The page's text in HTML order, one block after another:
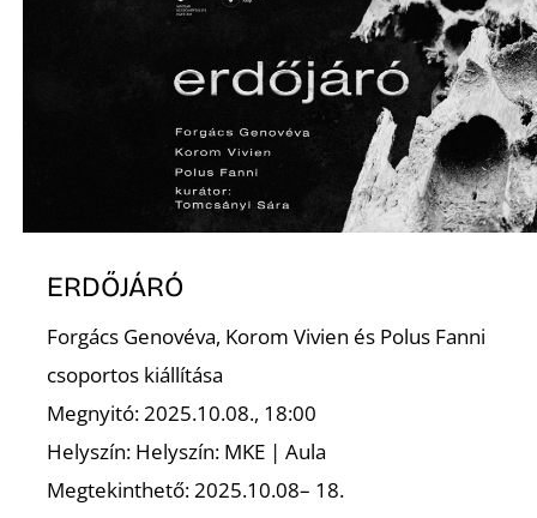
ERDŐJÁRÓ
Forgács Genovéva, Korom Vivien és Polus Fanni
csoportos kiállítása
Megnyitó: 2025.10.08., 18:00
Helyszín: Helyszín: MKE | Aula
Megtekinthető: 2025.10.08– 18.